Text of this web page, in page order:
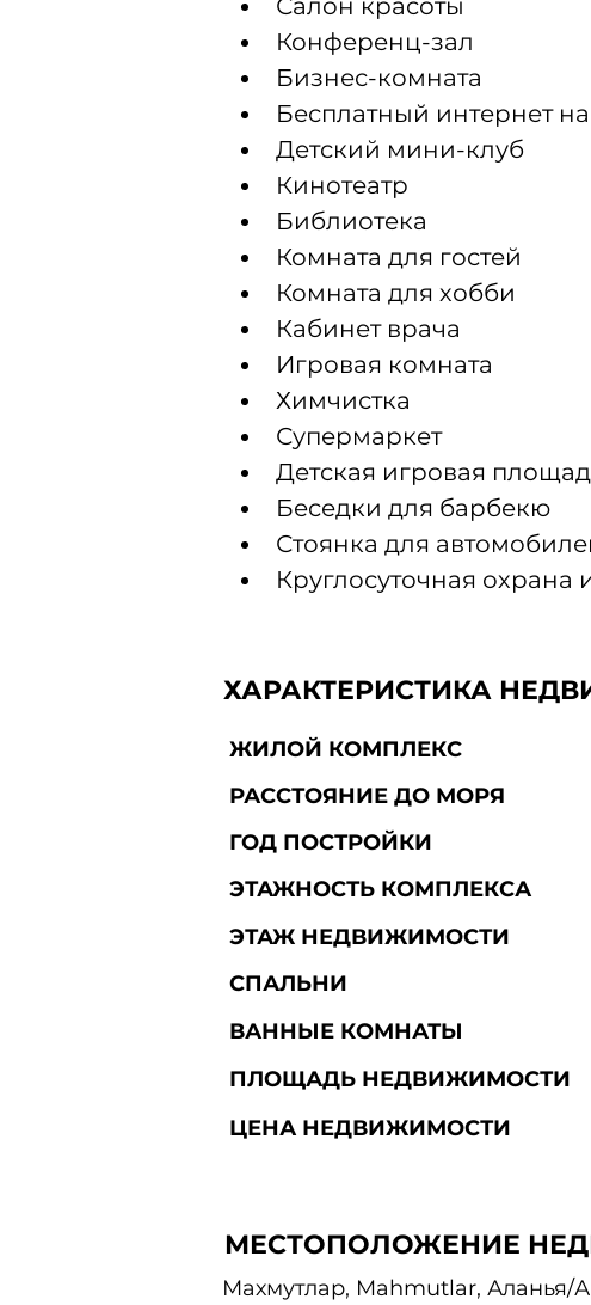
Салон красоты
Конференц-зал
Бизнес-комната
Бесплатный интернет
Детский мини-клуб
Кинотеатр
Библиотека
Комната для гостей
Комната для хобби
Кабинет врача
Игровая комната
Химчистка
Супермаркет
Детская игровая
Беседки для барбекю
Стоянка для
Круглосуточная
ХАРАКТЕРИСТИКА
ЖИЛОЙ КОМПЛЕКС
РАССТОЯНИЕ ДО МОРЯ
ГОД ПОСТРОЙКИ
ЭТАЖНОСТЬ КОМПЛЕКСА
ЭТАЖ НЕДВИЖИМОСТИ
СПАЛЬНИ
ВАННЫЕ КОМНАТЫ
ПЛОЩАДЬ НЕДВИЖИМОСТИ
ЦЕНА НЕДВИЖИМОСТИ
МЕСТОПОЛОЖЕНИЕ
Махмутлар, Mahmutlar, Аланья/